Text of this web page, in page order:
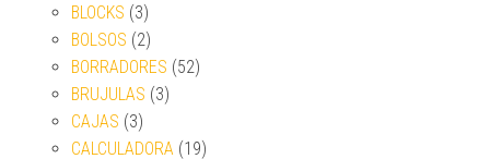
BLOCKS (3)
BOLSOS (2)
BORRADORES (52)
BRUJULAS (3)
CAJAS (3)
CALCULADORA (19)